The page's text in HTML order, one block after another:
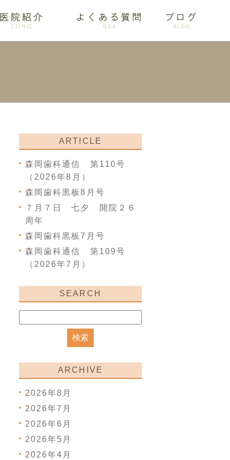
審美歯科
医院紹介
CLINIC
よくある質問
Q&A
ブログ
BLOG
ARTICLE
森岡歯科通信 第110号
（2026年8月）
森岡歯科黒板8月号
７月７日 七夕 開院２６
周年
森岡歯科黒板7月号
森岡歯科通信 第109号
（2026年7月）
SEARCH
ARCHIVE
2026年8月
2026年7月
2026年6月
2026年5月
2026年4月